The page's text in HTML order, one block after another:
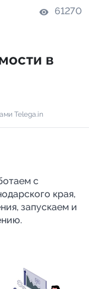
61270
в
Telega.in
с
края,
запускаем и